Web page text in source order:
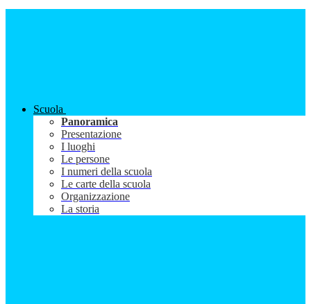
Scuola
Panoramica
Presentazione
I luoghi
Le persone
I numeri della scuola
Le carte della scuola
Organizzazione
La storia